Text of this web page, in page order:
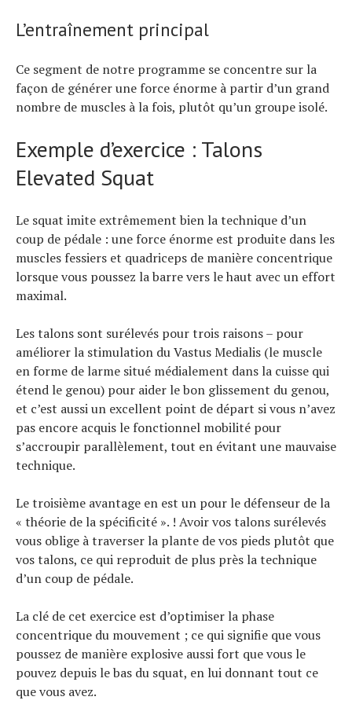
L’entraînement principal
Ce segment de notre programme se concentre sur la
façon de générer une force énorme à partir d’un grand
nombre de muscles à la fois, plutôt qu’un groupe isolé.
Exemple d’exercice : Talons
Elevated Squat
Le squat imite extrêmement bien la technique d’un
coup de pédale : une force énorme est produite dans les
muscles fessiers et quadriceps de manière concentrique
lorsque vous poussez la barre vers le haut avec un effort
maximal.
Les talons sont surélevés pour trois raisons – pour
améliorer la stimulation du Vastus Medialis (le muscle
en forme de larme situé médialement dans la cuisse qui
étend le genou) pour aider le bon glissement du genou,
et c’est aussi un excellent point de départ si vous n’avez
pas encore acquis le fonctionnel mobilité pour
s’accroupir parallèlement, tout en évitant une mauvaise
technique.
Le troisième avantage en est un pour le défenseur de la
« théorie de la spécificité ». ! Avoir vos talons surélevés
vous oblige à traverser la plante de vos pieds plutôt que
vos talons, ce qui reproduit de plus près la technique
d’un coup de pédale.
La clé de cet exercice est d’optimiser la phase
concentrique du mouvement ; ce qui signifie que vous
poussez de manière explosive aussi fort que vous le
pouvez depuis le bas du squat, en lui donnant tout ce
que vous avez.